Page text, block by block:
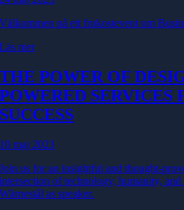
Välkommen på ett frukostevent om
Läs mer
THE POWER OF
POWERED SERVICES
SUCCESS
10 maj 2023
Join us for an insightful and thought-
intersection of technology, humanity,
Wärnestål as speaker.